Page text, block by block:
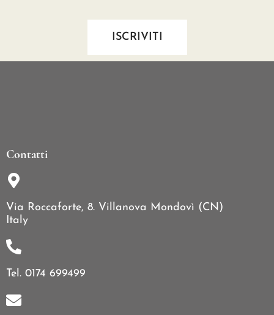
ISCRIVITI
Contatti
Via Roccaforte, 8. Villanova Mondovì (CN)
Italy
Tel. 0174 699499